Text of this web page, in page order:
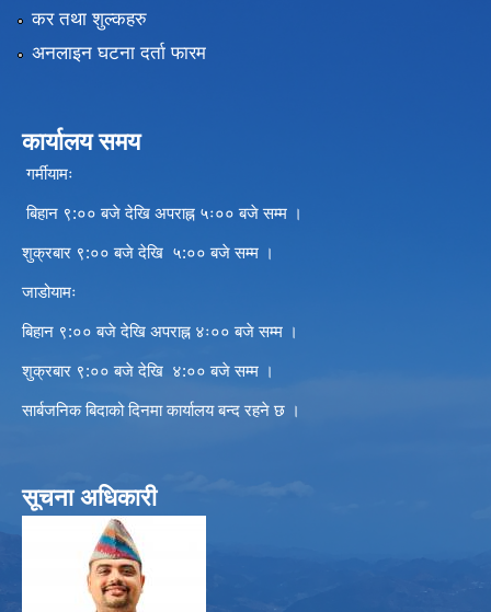
कर तथा शुल्कहरु
अनलाइन घटना दर्ता फारम
कार्यालय समय
गर्मीयामः
बिहान ९:०० बजे देखि अपराह्न ५ः०० बजे सम्म ।
शुक्रबार ९:०० बजे देखि ५:०० बजे सम्म ।
जाडोयामः
बिहान ९:०० बजे देखि अपराह्न ४ः०० बजे सम्म ।
शुक्रबार ९:०० बजे देखि ४:०० बजे सम्म ।
सार्बजनिक बिदाको दिनमा कार्यालय बन्द रहने छ ।
सूचना अधिकारी